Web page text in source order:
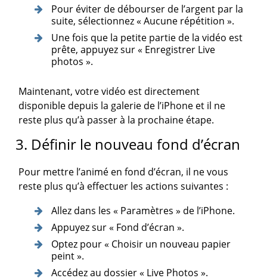
Pour éviter de débourser de l’argent par la
suite, sélectionnez « Aucune répétition ».
Une fois que la petite partie de la vidéo est
prête, appuyez sur « Enregistrer Live
photos ».
Maintenant, votre vidéo est directement
disponible depuis la galerie de l’iPhone et il ne
reste plus qu’à passer à la prochaine étape.
3. Définir le nouveau fond d’écran
Pour mettre l’animé en fond d’écran, il ne vous
reste plus qu’à effectuer les actions suivantes :
Allez dans les « Paramètres » de l’iPhone.
Appuyez sur « Fond d’écran ».
Optez pour « Choisir un nouveau papier
peint ».
Accédez au dossier « Live Photos ».